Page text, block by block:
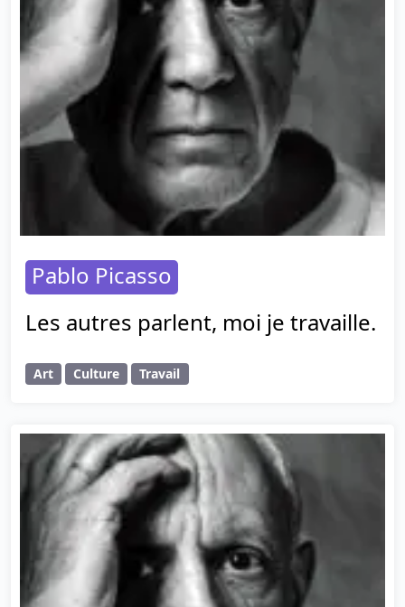
Pablo Picasso
Les autres parlent, moi je travaille.
Art Culture Travail